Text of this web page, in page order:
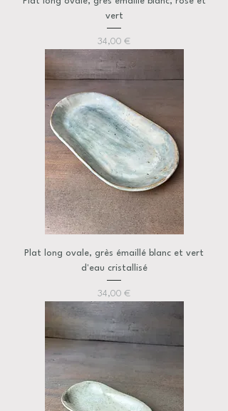
vert
Prix
34,00 €
Plat long ovale, grès émaillé blanc et vert
d'eau cristallisé
Prix
34,00 €